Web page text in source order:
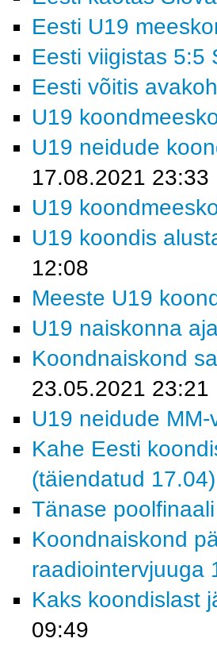
Eesti U19
Eesti viigistas 5:5
Eesti võitis
U19
U19 neidude
17.08.2021 23:33
U19
U19 koondis
12:08
Meeste U19
U19 naiskonna
Koondnaiskond
23.05.2021 23:21
U19 neidude
Kahe Eesti
(täiendatud 17.04)
Tänase
Koondnaiskond
raadiointervjuuga
Kaks koondislast
09:49